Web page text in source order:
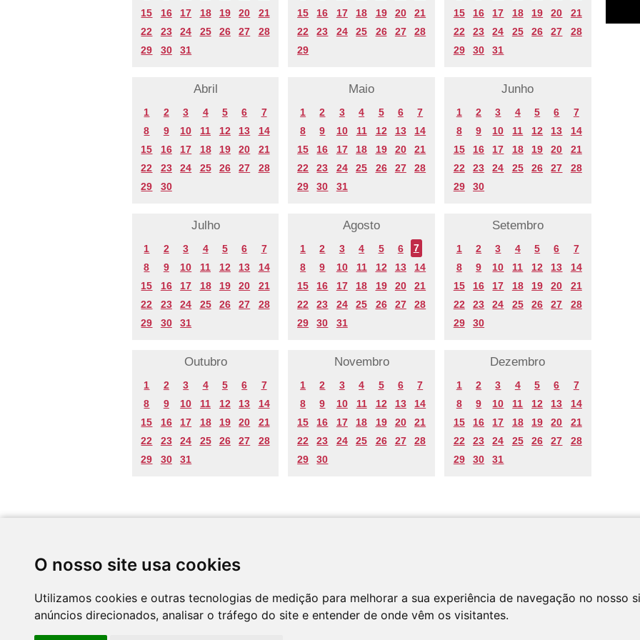
O nosso site usa cookies
Utilizamos cookies e outras tecnologias de medição para melhorar a sua experiência de navegação no nosso
anúncios direcionados, analisar o tráfego do site e entender de onde vêm os visitantes.
15
16 17 18 19 20
21
22
23 24 25 26 27
28
29
30 31
15
16 17 18 19 20
21
22
23 24 25 26 27
28
29
15
16 17 18 19 20
21
22
23 24 25 26 27
28
29
30 31
Abril
1 2 3 4 5 6
7
8
9 10 11 12 13
14
15
16 17 18 19 20
21
22
23 24 25 26 27
28
29
30
Maio
1 2 3 4 5 6
7
8
9 10 11 12 13
14
15
16 17 18 19 20
21
22
23 24 25 26 27
28
29
30 31
Junho
1 2 3 4 5 6
7
8
9 10 11 12 13
14
15
16 17 18 19 20
21
22
23 24 25 26 27
28
29
30
Julho
1 2 3 4 5 6
7
8
9 10 11 12 13
14
15
16 17 18 19 20
21
22
23 24 25 26 27
28
29
30 31
Agosto
1 2 3 4 5 6
7
8
9 10 11 12 13
14
15
16 17 18 19 20
21
22
23 24 25 26 27
28
29
30 31
Setembro
1 2 3 4 5 6
7
8
9 10 11 12 13
14
15
16 17 18 19 20
21
22
23 24 25 26 27
28
29
30
Outubro
1 2 3 4 5 6
7
8
9 10 11 12 13
14
15
16 17 18 19 20
21
22
23 24 25 26 27
28
29
30 31
Novembro
1 2 3 4 5 6
7
8
9 10 11 12 13
14
15
16 17 18 19 20
21
22
23 24 25 26 27
28
29
30
Dezembro
1 2 3 4 5 6
7
8
9 10 11 12 13
14
15
16 17 18 19 20
21
22
23 24 25 26 27
28
29
30 31